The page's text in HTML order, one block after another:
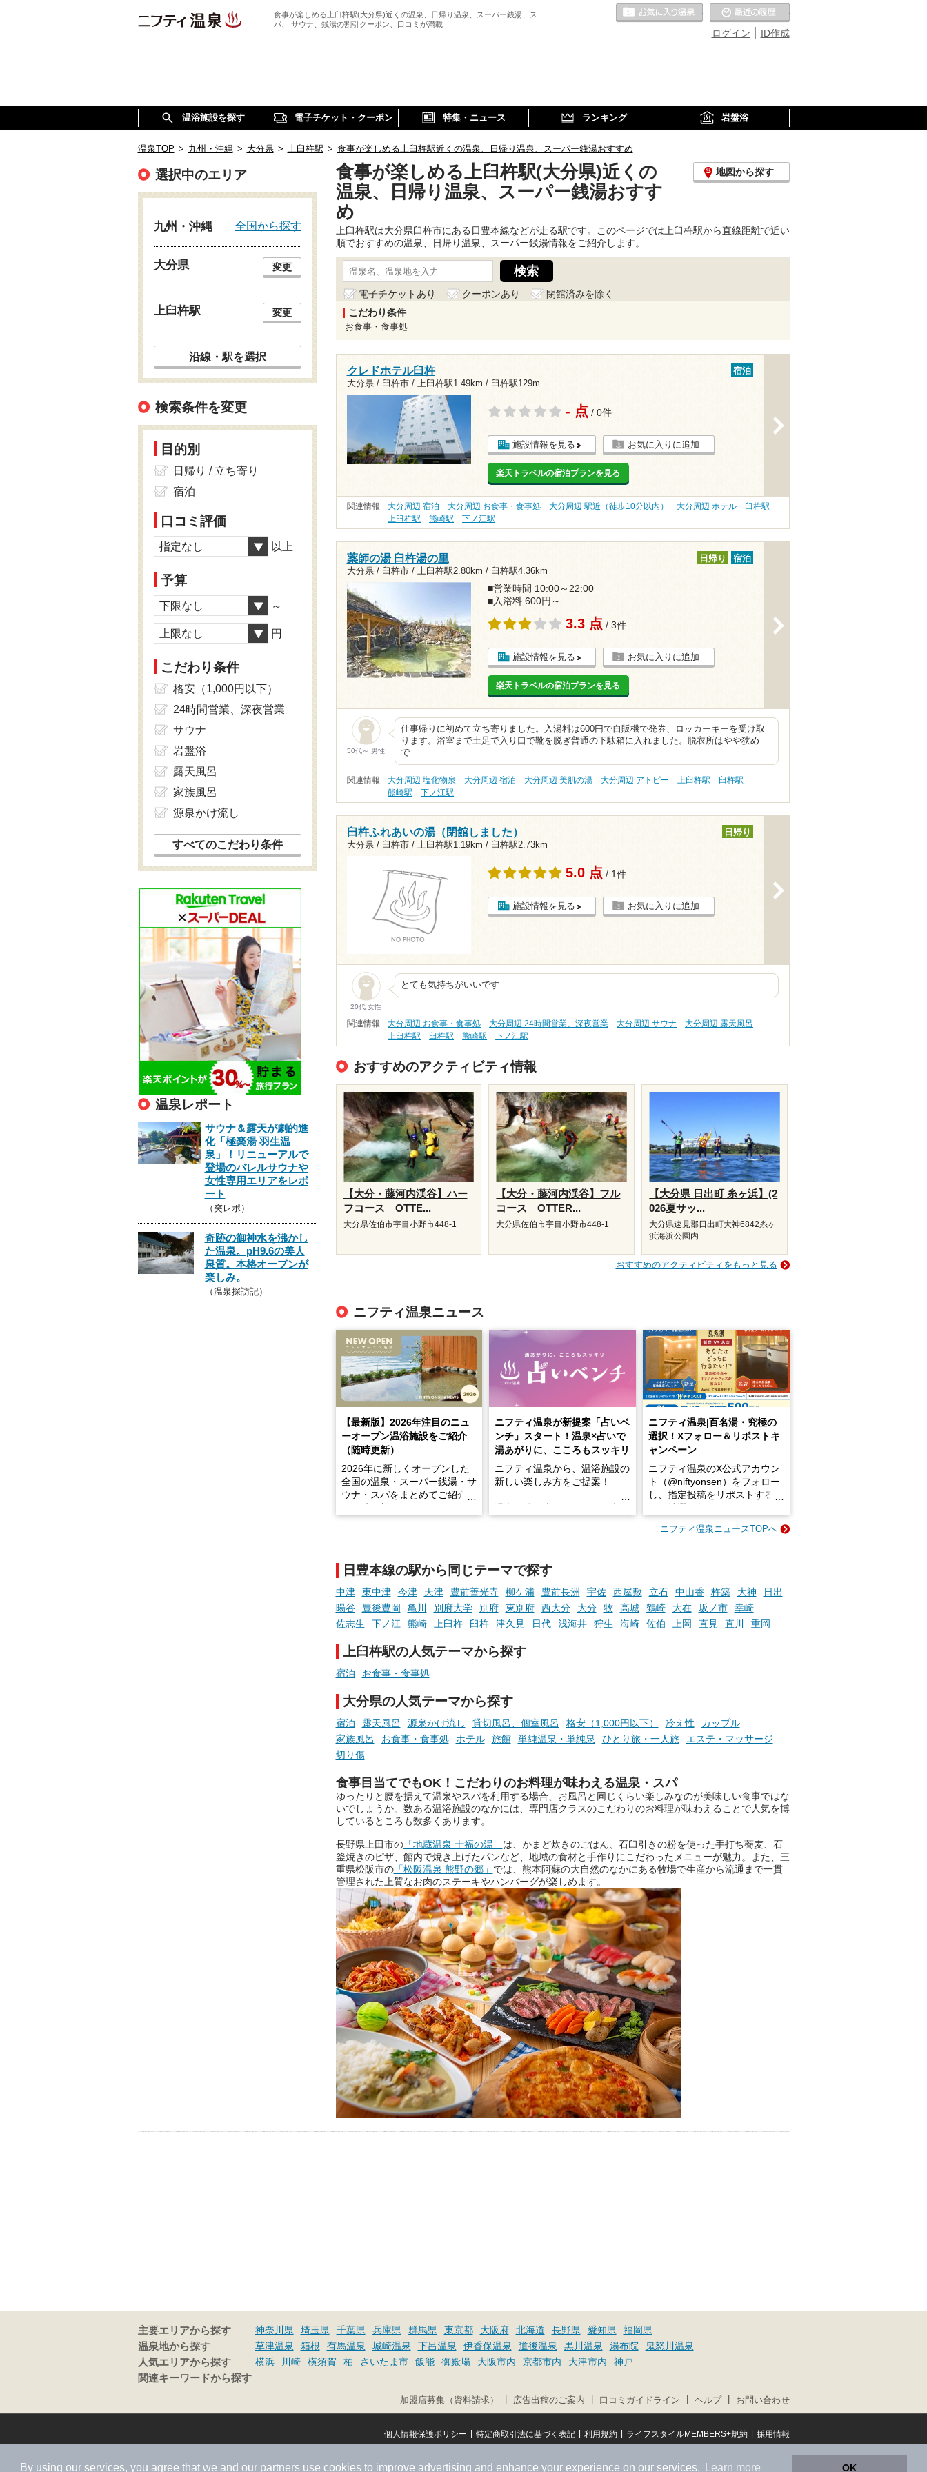
By using our services, you agree that we and our partnersuse cookies to improve advertising and enhance your experience on our services. Learn more OK
食事が楽しめる上臼杵駅(大分県)近くの温泉、日帰り温泉、スーパー銭湯、ス
パ、 サウナ、銭湯の割引クーポン、口コミが満載
ID作成
ログイン
お気に入りの温泉
温浴施設を探す 電子チケット・クーポン 特集・ニュース ランキング 岩盤浴
温泉TOP > 九州・沖縄 > 大分県 > 上臼杵駅 > 食事が楽しめる上臼杵駅近くの温泉、日帰り温泉、スーパー銭湯おすすめ
食事が楽しめる上臼杵駅(大分県)近くの
温泉、日帰り温泉、スーパー銭湯おすす
め
地図から探す
上臼杵駅は大分県臼杵市にある日豊本線などが走る駅です。このページでは上臼杵駅から直線距離で近い
順でおすすめの温泉、日帰り温泉、スーパー銭湯情報をご紹介します。
電子チケットあり クーポンあり
閉館済みを除く
こだわり条件
お食事・食事処
クレドホテル臼杵
大分県 / 臼杵市 / 上臼杵駅1.49km / 臼杵駅129m
宿泊
- 点 / 0件
施設情報を見る お気に入りに追加
楽天トラベルの宿泊プランを見る
関連情報 大分周辺 宿泊 大分周辺 お食事・食事処 大分周辺 駅近（徒歩10分以内） 大分周辺 ホテル
臼杵駅
上臼杵駅
熊崎駅 下ノ江駅
薬師の湯 臼杵湯の里
大分県 / 臼杵市 / 上臼杵駅2.80km / 臼杵駅4.36km
日帰り 宿泊
■営業時間 10:00～22:00
■入浴料 600円～
3.3 点 / 3件
施設情報を見る お気に入りに追加
楽天トラベルの宿泊プランを見る
50代～ 男性
仕事帰りに初めて立ち寄りました。入湯料は600円で自販機で発券、ロッカーキーを受け取
ります。浴室まで土足で入り口で靴を脱ぎ普通の下駄箱に入れました。脱衣所はやや狭め
で…
関連情報 大分周辺 塩化物泉 大分周辺 宿泊 大分周辺 美肌の湯 大分周辺 アトピー 上臼杵駅
臼杵駅
熊崎駅
下ノ江駅
臼杵ふれあいの湯（閉館しました）
大分県 / 臼杵市 / 上臼杵駅1.19km / 臼杵駅2.73km
日帰り
5.0 点 / 1件
施設情報を見る お気に入りに追加
20代 女性
とても気持ちがいいです
関連情報 大分周辺 お食事・食事処 大分周辺 24時間営業、深夜営業 大分周辺 サウナ
大分周辺 露天風呂
上臼杵駅
臼杵駅 熊崎駅 下ノ江駅
おすすめのアクティビティ情報
【大分・藤河内渓谷】ハー
フコース OTTE...
大分県佐伯市宇目小野市448-1
【大分・藤河内渓谷】フル
コース OTTER...
大分県佐伯市宇目小野市448-1
【大分県 日出町 糸ヶ浜】(2
026夏サッ...
大分県速見郡日出町大神6842糸ヶ
浜海浜公園内
おすすめのアクティビティをもっと見る
ニフティ温泉ニュース
【最新版】2026年注目のニュ
ーオープン温浴施設をご紹介
（随時更新）
2026年に新しくオープンした
全国の温泉・スーパー銭湯・サ
ウナ・スパをまとめてご紹介！
います。
現地取材記事もあわせて紹介し
ていますので、気になる施設は
ぜひチェックして次のおでかけ
先の参考にしてみてください
ニフティ温泉が新提案「占いベ
ンチ」スタート！温泉×占いで
湯あがりに、こころもスッキリ
ニフティ温泉から、温浴施設の
新しい楽しみ方をご提案！
手相やタロットなど気軽に楽し
める占いで、“ととのう”おふろ
時間を、もっと特別に。
ニフティ温泉|百名湯・究極の
選択！Xフォロー＆リポストキ
ャンペーン
ニフティ温泉のX公式アカウン
ト（@niftyonsen）をフォロー
し、指定投稿をリポストする
GIFT500円分をプレゼントい
ニフティ温泉ニュースTOPへ
日豊本線の駅から同じテーマで探す
中津 東中津 今津 天津 豊前善光寺 柳ケ浦 豊前長洲 宇佐 西屋敷 立石 中山香 杵築 大神
日出
暘谷
豊後豊岡 亀川 別府大学 別府 東別府 西大分 大分 牧 高城 鶴崎 大在 坂ノ市
幸崎
佐志生
下ノ江 熊崎 上臼杵 臼杵 津久見 日代 浅海井 狩生 海崎 佐伯 上岡 直見 直川 重岡
上臼杵駅の人気テーマから探す
宿泊 お食事・食事処
大分県の人気テーマから探す
宿泊 露天風呂 源泉かけ流し 貸切風呂、個室風呂 格安（1,000円以下） 冷え性
カップル
家族風呂
お食事・食事処 ホテル 旅館 単純温泉・単純泉 ひとり旅・一人旅
エステ・マッサージ
切り傷
食事目当てでもOK！こだわりのお料理が味わえる温泉・スパ
ゆったりと腰を据えて温泉やスパを利用する場合、お風呂と同じくらい楽しみなのが美味しい食事ではな
いでしょうか。数ある温浴施設のなかには、専門店クラスのこだわりのお料理が味わえることで人気を博
しているところも数多くあります。
長野県上田市の「地蔵温泉 十福の湯」 は、かまど炊きのごはん、石臼引きの粉を使った手打ち蕎麦、石
釜焼きのピザ、館内で焼き上げたパンなど、地域の食材と手作りにこだわったメニューが魅力。また、三
重県松阪市の「松阪温泉 熊野の郷」 では、熊本阿蘇の大自然のなかにある牧場で生産から流通まで一貫
管理された上質なお肉のステーキやハンバーグが楽しめます。
選択中のエリア
九州・沖縄 全国から探す
大分県 変更
上臼杵駅 変更
沿線・駅を選択
検索条件を変更
目的別
日帰り / 立ち寄り
宿泊
口コミ評価
指定なし 以上
予算
下限なし ～
上限なし 円
こだわり条件
格安（1,000円以下）
24時間営業、深夜営業
サウナ
岩盤浴
露天風呂
家族風呂
源泉かけ流し
すべてのこだわり条件
温泉レポート
サウナ＆露天が劇的進
化「極楽湯 羽生温
泉」！リニューアルで
登場のバレルサウナや
女性専用エリアをレポ
ート
（突レポ）
奇跡の御神水を沸かし
た温泉。pH9.6の美人
泉質。本格オープンが
楽しみ。
（温泉探訪記）
主要エリアから探す 神奈川県 埼玉県 千葉県 兵庫県 群馬県 東京都 大阪府 北海道 長野県 愛知県
福岡県
温泉地から探す
草津温泉 箱根 有馬温泉 城崎温泉 下呂温泉 伊香保温泉 道後温泉 黒川温泉 湯布院
鬼怒川温泉
人気エリアから探す
横浜 川崎 横須賀 柏 さいたま市 飯能 御殿場 大阪市内 京都市内 大津市内
神戸
関連キーワードから探す
お問い合わせ
ヘルプ
口コミガイドライン
広告出稿のご案内
加盟店募集（資料請求）
採用情報
|
ライフスタイルMEMBERS+規約
|
利用規約
|
特定商取引法に基づく表記
|
個人情報保護ポリシー
© NIFTY Lifestyle Co., Ltd.